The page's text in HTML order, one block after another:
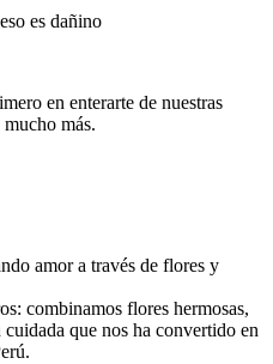
es dañino
en enterarte de nuestras
más.
amor a través de flores y
combinamos flores hermosas,
que nos ha convertido en